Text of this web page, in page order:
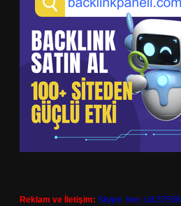
Reklam ve İletişim: Skype: